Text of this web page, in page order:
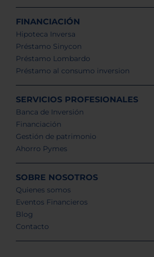
FINANCIACIÓN
Hipoteca Inversa
Préstamo Sinycon
Préstamo Lombardo
Préstamo al consumo inversion
SERVICIOS PROFESIONALES
Banca de Inversión
Financiación
Gestión de patrimonio
Ahorro Pymes
SOBRE NOSOTROS
Quienes somos
Eventos Financieros
Blog
Contacto